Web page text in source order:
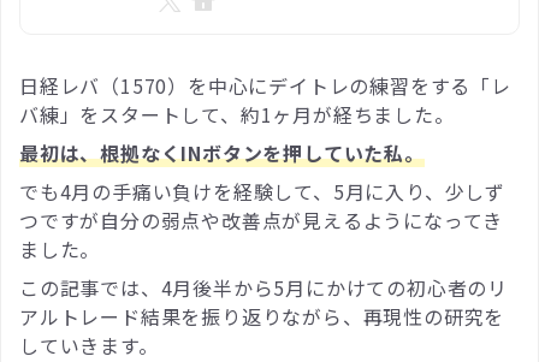
日経レバ（1570）を中心にデイトレの練習をする「レ
バ練」をスタートして、約1ヶ月が経ちました。
最初は、根拠なくINボタンを押していた私。
でも4月の手痛い負けを経験して、5月に入り、少しず
つですが自分の弱点や改善点が見えるようになってき
ました。
この記事では、4月後半から5月にかけての初心者のリ
アルトレード結果を振り返りながら、再現性の研究を
していきます。